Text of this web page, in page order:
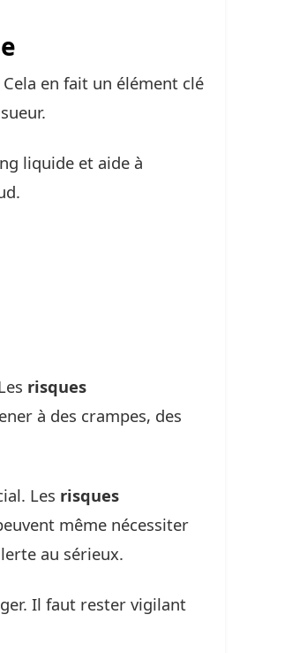
en fait un élément clé
liquide et aide à
risques
à des crampes, des
Les risques
même nécessiter
au sérieux.
Il faut rester vigilant